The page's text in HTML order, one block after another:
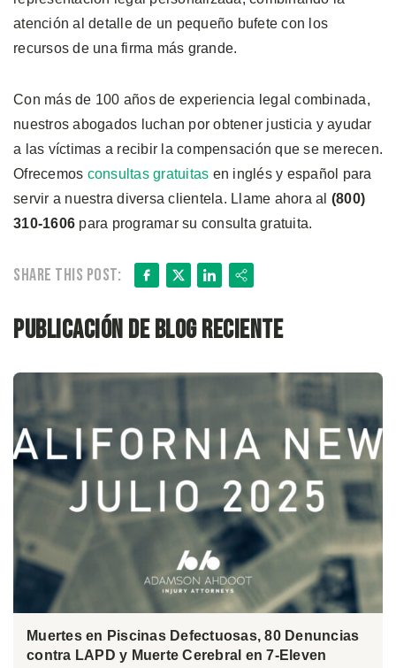
atención al detalle de un pequeño bufete con los
recursos de una firma más grande.
Con más de 100 años de experiencia legal combinada,
nuestros abogados luchan por obtener justicia y ayudar
a las víctimas a recibir la compensación que se merecen.
Ofrecemos consultas gratuitas en inglés y español para
servir a nuestra diversa clientela. Llame ahora al (800)
310-1606 para programar su consulta gratuita.
Share this post: Facebook
X LinkedIn
Share
Publicación de blog reciente
Muertes en Piscinas Defectuosas, 80 Denuncias
contra LAPD y Muerte Cerebral en 7-Eleven